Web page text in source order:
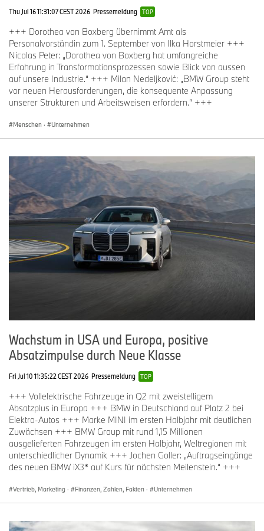
Thu Jul 16 11:31:07 CEST 2026 Pressemeldung TOP
+++ Dorothea von Boxberg übernimmt Amt als
Personalvorständin zum 1. September von Ilka Horstmeier +++
Nicolas Peter: „Dorothea von Boxberg hat umfangreiche
Erfahrung in Transformationsprozessen sowie Blick von aussen
auf unsere Industrie.“ +++ Milan Nedeljković: „BMW Group steht
vor neuen Herausforderungen, die konsequente Anpassung
unserer Strukturen und Arbeitsweisen erfordern.“ +++
Menschen · Unternehmen
Wachstum in USA und Europa, positive
Absatzimpulse durch Neue Klasse
Fri Jul 10 11:35:22 CEST 2026 Pressemeldung TOP
+++ Vollelektrische Fahrzeuge in Q2 mit zweistelligem
Absatzplus in Europa +++ BMW in Deutschland auf Platz 2 bei
Elektro-Autos +++ Marke MINI im ersten Halbjahr mit deutlichen
Zuwächsen +++ BMW Group mit rund 1,15 Millionen
ausgelieferten Fahrzeugen im ersten Halbjahr, Weltregionen mit
unterschiedlicher Dynamik +++ Jochen Goller: „Auftragseingänge
des neuen BMW iX3* auf Kurs für nächsten Meilenstein.“ +++
Vertrieb, Marketing · Finanzen, Zahlen, Fakten · Unternehmen